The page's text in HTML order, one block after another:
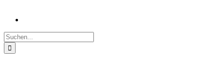
Suche
nach: